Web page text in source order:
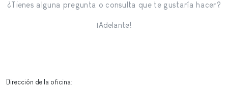
¿Tienes alguna pregunta o consulta que te gustaría hacer?
¡Adelante!
Dirección de la oficina: